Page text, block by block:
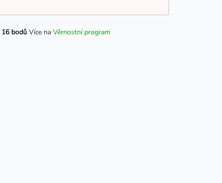
16 bodů Více na Věrnostní program